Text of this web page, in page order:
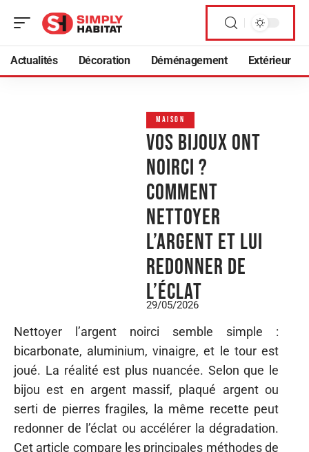
Actualités Décoration Déménagement Extérieur
MAISON
Vos bijoux ont
noirci ?
Comment
nettoyer
l’argent et lui
redonner de
l’éclat
29/05/2026
Nettoyer l’argent noirci semble simple :
bicarbonate, aluminium, vinaigre, et le tour est
joué. La réalité est plus nuancée. Selon que le
bijou est en argent massif, plaqué argent ou
serti de pierres fragiles, la même recette peut
redonner de l’éclat ou accélérer la dégradation.
Cet article compare les principales méthodes de